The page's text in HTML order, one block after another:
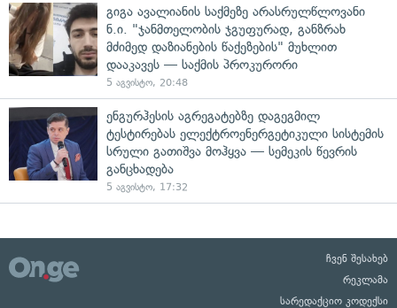
გიგა ავალიანის საქმეზე არასრულწლოვანი
ნ.ი. "ჯანმთელობის ჯგუფურად, განზრახ
მძიმედ დაზიანების წაქეზების" მუხლით
დააკავეს — საქმის პროკურორი
5 აგვისტო, 20:48
ენგურჰესის აგრეგატებზე დაგეგმილ
ტესტირებას ელექტროენერგეტიკული სისტემის
სრული გათიშვა მოჰყვა — სემეკის წევრის
განცხადება
5 აგვისტო, 17:32
ჩვენ შესახებ
რეკლამა
სარედაქციო კოდექსი